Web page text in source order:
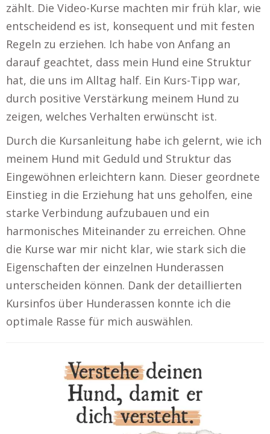
zählt. Die Video-Kurse machten mir früh klar, wie
entscheidend es ist, konsequent und mit festen
Regeln zu erziehen. Ich habe von Anfang an
darauf geachtet, dass mein Hund eine Struktur
hat, die uns im Alltag half. Ein Kurs-Tipp war,
durch positive Verstärkung meinem Hund zu
zeigen, welches Verhalten erwünscht ist.
Durch die Kursanleitung habe ich gelernt, wie ich
meinem Hund mit Geduld und Struktur das
Eingewöhnen erleichtern kann. Dieser geordnete
Einstieg in die Erziehung hat uns geholfen, eine
starke Verbindung aufzubauen und ein
harmonisches Miteinander zu erreichen. Ohne
die Kurse war mir nicht klar, wie stark sich die
Eigenschaften der einzelnen Hunderassen
unterscheiden können. Dank der detaillierten
Kursinfos über Hunderassen konnte ich die
optimale Rasse für mich auswählen.